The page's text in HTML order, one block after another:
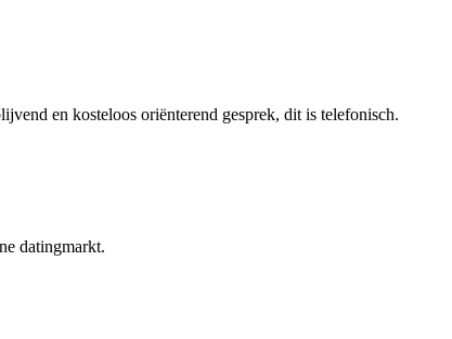
en kosteloos oriënterend gesprek, dit is telefonisch.
datingmarkt.